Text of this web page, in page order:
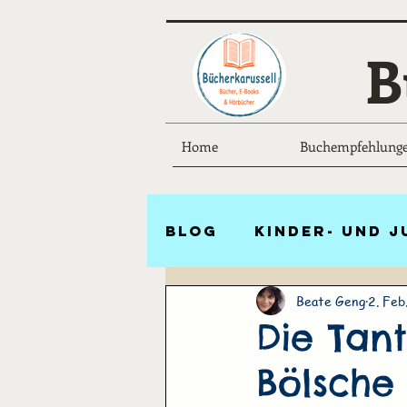
Home
Blog Kinder- und
Lyrik Ratgeber
Die
Bölsche
Beate Geng 2.